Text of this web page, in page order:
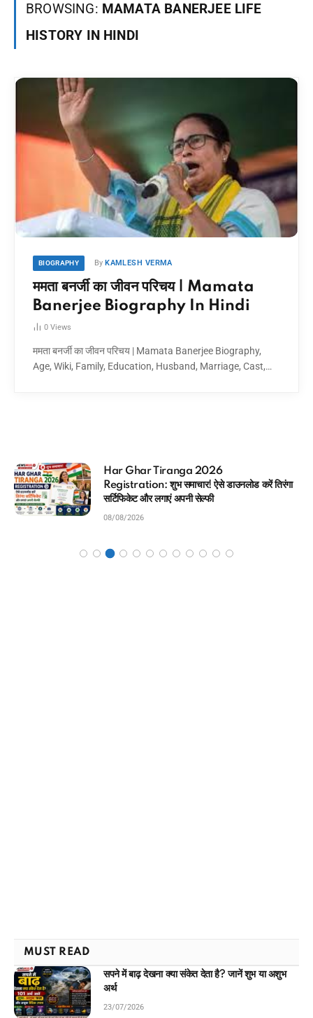
BROWSING: MAMATA BANERJEE LIFE
HISTORY IN HINDI
BIOGRAPHY By KAMLESH VERMA
ममता बनर्जी का जीवन परिचय | Mamata
Banerjee Biography In Hindi
0 Views
ममता बनर्जी का जीवन परिचय | Mamata Banerjee Biography,
Age, Wiki, Family, Education, Husband, Marriage, Cast,…
करें तिरंगा
आधार कार्ड में कौन सा मोबाइल
मिनटों में चेक करने का Direct तरीका
08/08/2026
MUST READ
सपने में बाढ़ देखना क्या संकेत देता है? जानें शुभ या अशुभ
अर्थ
23/07/2026